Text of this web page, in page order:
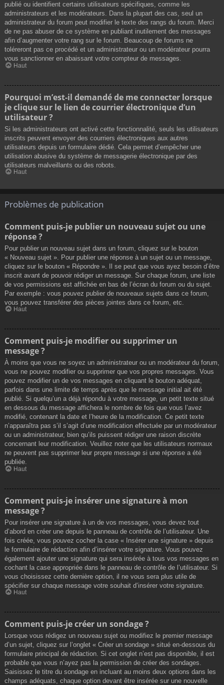
publié ou identifient certains utilisateurs spécifiques, comme les
administrateurs et les modérateurs. Dans la plupart des cas, seul un
administrateur du forum peut modifier le texte des rangs du forum. Merci
de ne pas abuser de ce système en publiant inutilement des messages
afin d’augmenter votre rang sur le forum. Beaucoup de forums ne
toléreront pas ce procédé et un administrateur ou un modérateur pourra
vous sanctionner en abaissant votre compteur de messages.
Haut
Pourquoi m’est-il demandé de me connecter lorsque
je clique sur le lien de courrier électronique d’un
utilisateur ?
Si les administrateurs ont activé cette fonctionnalité, seuls les utilisateurs
inscrits peuvent envoyer des courriers électroniques aux autres
utilisateurs depuis un formulaire dédié. Cela permet d’empêcher une
utilisation abusive du système de messagerie électronique par des
utilisateurs malveillants ou des robots.
Haut
Problèmes de publication
Comment puis-je publier un nouveau sujet ou une
réponse ?
Pour publier un nouveau sujet dans un forum, cliquez sur le bouton
« Nouveau sujet ». Pour publier une réponse à un sujet ou un message,
cliquez sur le bouton « Répondre ». Il se peut que vous ayez besoin d’être
inscrit avant de pouvoir rédiger un message. Sur chaque forum, une liste
de vos permissions est affichée en bas de l’écran du forum ou du sujet.
Par exemple : vous pouvez publier de nouveaux sujets dans ce forum,
vous pouvez transférer des pièces jointes dans ce forum, etc.
Haut
Comment puis-je modifier ou supprimer un
message ?
À moins que vous ne soyez un administrateur ou un modérateur du forum,
vous ne pouvez modifier ou supprimer que vos propres messages. Vous
pouvez modifier un de vos messages en cliquant le bouton adéquat,
parfois dans une limite de temps après que le message initial ait été
publié. Si quelqu’un a déjà répondu à votre message, un petit texte situé
en dessous du message affichera le nombre de fois que vous l’avez
modifié, contenant la date et l’heure de la modification. Ce petit texte
n’apparaîtra pas s’il s’agit d’une modification effectuée par un modérateur
ou un administrateur, bien qu’ils puissent rédiger une raison discrète
concernant leur modification. Veuillez noter que les utilisateurs normaux
ne peuvent pas supprimer leur propre message si une réponse a été
publiée.
Haut
Comment puis-je insérer une signature à mon
message ?
Pour insérer une signature à un de vos messages, vous devez tout
d’abord en créer une depuis le panneau de contrôle de l’utilisateur. Une
fois créée, vous pouvez cocher la case « Insérer une signature » depuis
le formulaire de rédaction afin d’insérer votre signature. Vous pouvez
également ajouter une signature qui sera insérée à tous vos messages en
cochant la case appropriée dans le panneau de contrôle de l’utilisateur. Si
vous choisissez cette dernière option, il ne vous sera plus utile de
spécifier sur chaque message votre souhait d’insérer votre signature.
Haut
Comment puis-je créer un sondage ?
Lorsque vous rédigez un nouveau sujet ou modifiez le premier message
d’un sujet, cliquez sur l’onglet « Créer un sondage » situé en-dessous du
formulaire principal de rédaction. Si cet onglet n’est pas disponible, il est
probable que vous n’ayez pas la permission de créer des sondages.
Saisissez le titre du sondage en incluant au moins deux options dans les
champs adéquats, chaque option devant être insérée sur une nouvelle